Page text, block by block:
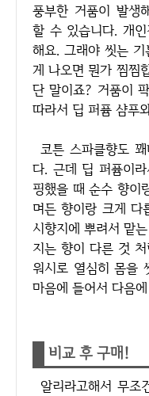
풍부한 거품이 발생
할 수 있습니다. 개
해요. 그래야 씻는
게 나오면 뭔가 찜찜
단 말이죠? 거품이
따라서 딥 퍼퓸 샴푸
코튼 스파클향도 꽤나 신선한 향이어서 마음에 듭니
다. 근데 딥 퍼퓸이
핑했을 때 순수 향이
며든 향이랑 크게 다
시향지에 뿌려서 맡
지는 향이 다른 것
워시로 열심히 몸을
마음에 들어서 다음
비교 후 구매!
알리라고해서 무조건 전부 저렴한건 아닙니다. 반드